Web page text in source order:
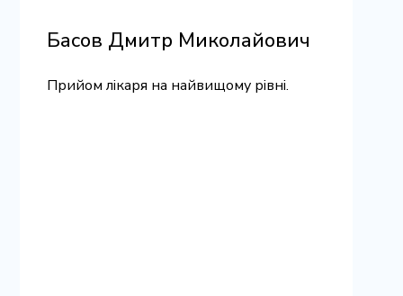
Басов Дмитр Миколайович
Прийом лікаря на найвищому рівні.